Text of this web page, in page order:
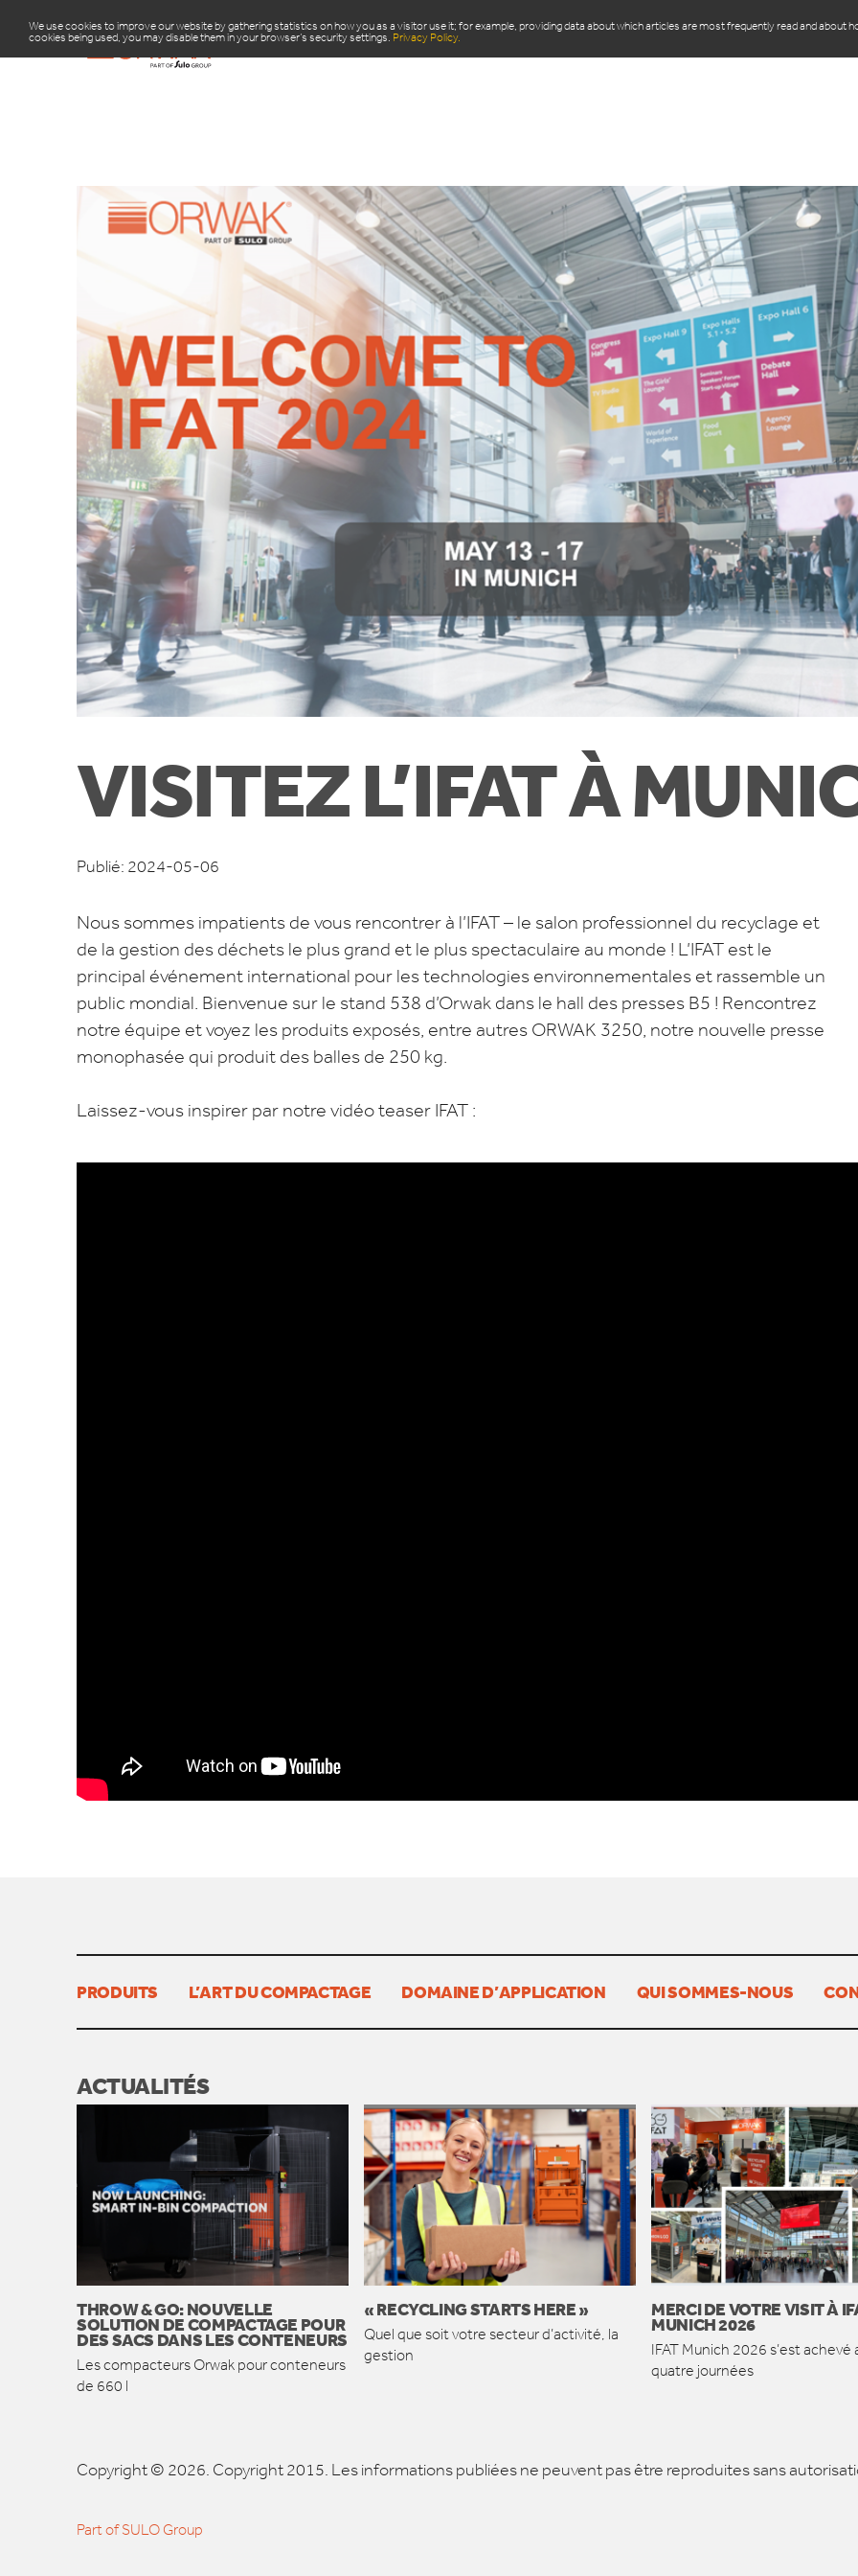
We use cookies to improve our website by gathering statistics on how you as a visitor use it; for example, providing data about which articles are most frequently read and about
cookies being used, you may disable them in your browser’s security settings. Privacy Policy.
PRODUITS
VISITEZ L’IFAT À
Publié: 2024-05-06
Nous sommes impatients de vous rencontrer à l’IFAT – le salon professionnel du recyclage et
de la gestion des déchets le plus grand et le plus spectaculaire au monde ! L’IFAT est le
principal événement international pour les technologies environnementales et rassemble un
public mondial. Bienvenue sur le stand 538 d’Orwak dans le hall des presses B5 ! Rencontrez
notre équipe et voyez les produits exposés, entre autres ORWAK 3250, notre nouvelle presse
monophasée qui produit des balles de 250 kg.
Laissez-vous inspirer par notre vidéo teaser IFAT :
PRODUITS L’ART DU COMPACTAGE DOMAINE D’APPLICATION QUI SOMMES-NOUS
ACTUALITÉS
THROW & GO: NOUVELLE
SOLUTION DE COMPACTAGE POUR
DES SACS DANS LES CONTENEURS
Les compacteurs Orwak pour conteneurs
de 660 l
« RECYCLING STARTS HERE »
Quel que soit votre secteur d’activité, la
gestion
MERCI DE VOTRE VISIT À
MUNICH 2026
IFAT Munich 2026 s’est achevé
quatre journées
Copyright © 2026. Copyright 2015. Les informations publiées ne peuvent pas être reproduites sans
Part of SULO Group